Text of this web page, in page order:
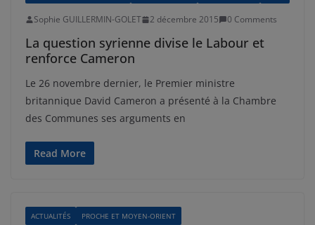
Sophie GUILLERMIN-GOLET 2 décembre 2015 0 Comments
La question syrienne divise le Labour et
renforce Cameron
Le 26 novembre dernier, le Premier ministre
britannique David Cameron a présenté à la Chambre
des Communes ses arguments en
Read More
ACTUALITÉS PROCHE ET MOYEN-ORIENT